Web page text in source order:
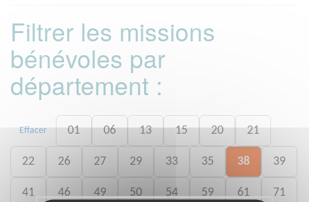
Filtrer les missions
bénévoles par
département :
Effacer 01 06 13 15 20 21
22 26 27 29 33 35 38 39
41 46 49 50 54 59 61 71